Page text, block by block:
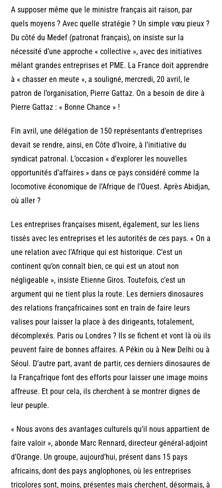
A supposer même que le ministre français ait raison, par
quels moyens ? Avec quelle stratégie ? Un simple vœu pieux ?
Du côté du Medef (patronat français), on insiste sur la
nécessité d’une approche « collective », avec des initiatives
mêlant grandes entreprises et PME. La France doit apprendre
à « chasser en meute », a souligné, mercredi, 20 avril, le
patron de l’organisation, Pierre Gattaz. On a besoin de dire à
Pierre Gattaz : « Bonne Chance » !
Fin avril, une délégation de 150 représentants d’entreprises
devait se rendre, ainsi, en Côte d’Ivoire, à l’initiative du
syndicat patronal. L’occasion « d’explorer les nouvelles
opportunités d’affaires » dans ce pays considéré comme la
locomotive économique de l’Afrique de l’Ouest. Après Abidjan,
où aller ?
Les entreprises françaises misent, également, sur les liens
tissés avec les entreprises et les autorités de ces pays. « On a
une relation avec l’Afrique qui est historique. C’est un
continent qu’on connaît bien, ce qui est un atout non
négligeable », insiste Etienne Giros. Toutefois, c’est un
argument qui ne tient plus la route. Les derniers dinosaures
des relations françafricaines sont en train de faire leurs
valises pour laisser la place à des dirigeants, totalement,
décomplexés. Paris ou Londres ? Ils se fichent et vont là où ils
peuvent faire de bonnes affaires. A Pékin ou à New Delhi ou à
Séoul. D’autre part, avant de partir, ces derniers dinosaures de
la Françafrique font des efforts pour laisser une image moins
affreuse. Et pour cela, ils cherchent à se montrer dignes de
leur peuple.
« Nous avons des avantages culturels qu’il nous appartient de
faire valoir », abonde Marc Rennard, directeur général-adjoint
d’Orange. Un groupe, aujourd’hui, présent dans 15 pays
africains, dont des pays anglophones, où les entreprises
tricolores sont, moins, présentes mais cherchent, désormais, à